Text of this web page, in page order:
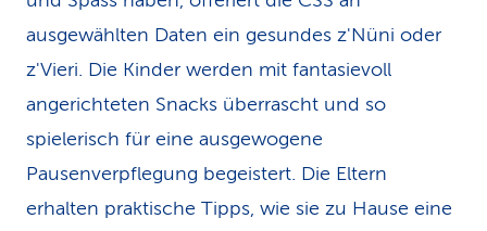
ausgewählten Daten ein gesundes z'Nüni oder
z'Vieri. Die Kinder werden mit fantasievoll
angerichteten Snacks überrascht und so
spielerisch für eine ausgewogene
Pausenverpflegung begeistert. Die Eltern
erhalten praktische Tipps, wie sie zu Hause eine